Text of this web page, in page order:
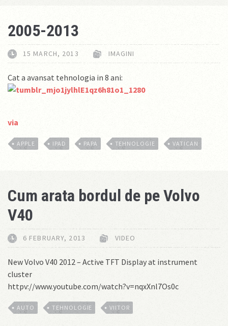
2005-2013
15 MARCH, 2013 IMAGINI
Cat a avansat tehnologia in 8 ani:
via
APPLE IPAD PAPA TEHNOLOGIE VATICAN
Cum arata bordul de pe Volvo
V40
6 FEBRUARY, 2013 VIDEO
New Volvo V40 2012 – Active TFT Display at instrument
cluster
httpv://www.youtube.com/watch?v=nqxXnl7Os0c
AUTO TEHNOLOGIE VIITOR